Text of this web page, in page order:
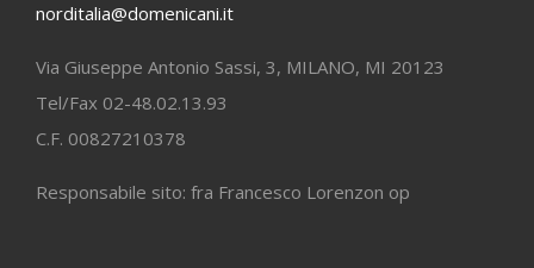
norditalia@domenicani.it
Via Giuseppe Antonio Sassi, 3, MILANO, MI 20123
Tel/Fax 02-48.02.13.93
C.F. 00827210378
Responsabile sito: fra Francesco Lorenzon op